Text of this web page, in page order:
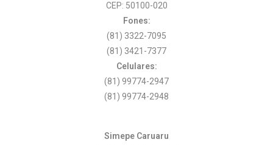
CEP: 50100-020
Fones:
(81) 3322-7095
(81) 3421-7377
Celulares:
(81) 99774-2947
(81) 99774-2948
Simepe Caruaru